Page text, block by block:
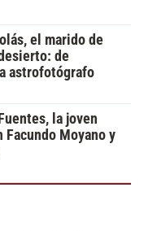
el marido de
de
astrofotógrafo
la joven
Facundo Moyano y